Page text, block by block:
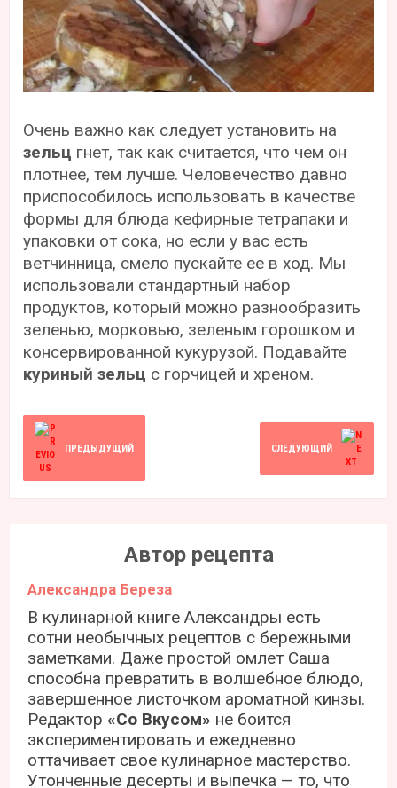
Очень важно как следует установить на
зельц гнет, так как считается, что чем он
плотнее, тем лучше. Человечество давно
приспособилось использовать в качестве
формы для блюда кефирные тетрапаки и
упаковки от сока, но если у вас есть
ветчинница, смело пускайте ее в ход. Мы
использовали стандартный набор
продуктов, который можно разнообразить
зеленью, морковью, зеленым горошком и
консервированной кукурузой. Подавайте
куриный зельц с горчицей и хреном.
ПРЕДЫДУЩИЙ СЛЕДУЮЩИЙ
Автор рецепта
Александра Береза
В кулинарной книге Александры есть
сотни необычных рецептов с бережными
заметками. Даже простой омлет Саша
способна превратить в волшебное блюдо,
завершенное листочком ароматной кинзы.
Редактор«Со Вкусом» не боится
экспериментировать и ежедневно
оттачивает свое кулинарное мастерство.
Утонченные десерты и выпечка — то, что